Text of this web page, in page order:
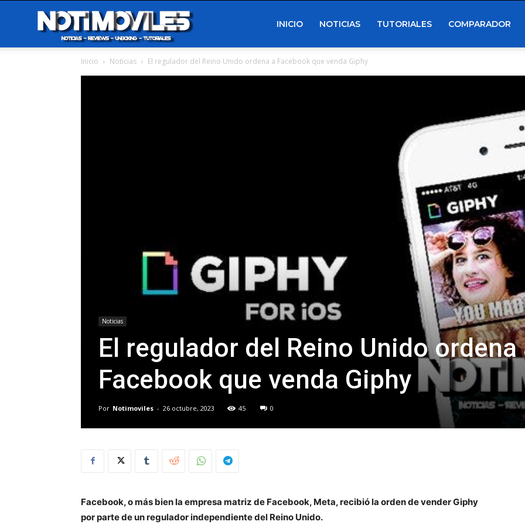
INICIO NOTICIAS TUTORIALES COMPARADOR
Inicio Noticias El regulador del Reino Unido ordena a Facebook que venda Giphy
Noticias
El regulador del Reino Unido ordena
Facebook que venda Giphy
Por Notimoviles - 26 octubre, 2023 45 0
Facebook, o más bien la empresa matriz de Facebook, Meta, recibió la orden de vender Giphy
por parte de un regulador independiente del Reino Unido.